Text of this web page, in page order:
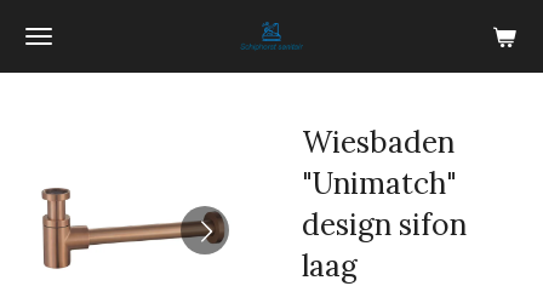
Ga
Wiesbaden
"Unimatch"
design sifon
laag